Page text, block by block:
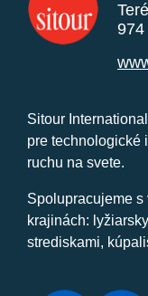
974
Sitour
pre technologické
ruchu na svete.
Spolupracujeme
krajinách:
strediskami,